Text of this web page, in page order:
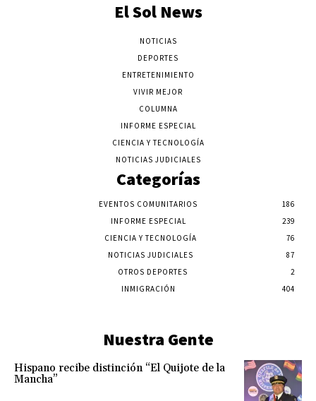
El Sol News
NOTICIAS
DEPORTES
ENTRETENIMIENTO
VIVIR MEJOR
COLUMNA
INFORME ESPECIAL
CIENCIA Y TECNOLOGÍA
NOTICIAS JUDICIALES
Categorías
EVENTOS COMUNITARIOS
186
INFORME ESPECIAL
239
CIENCIA Y TECNOLOGÍA
76
NOTICIAS JUDICIALES
87
OTROS DEPORTES
2
INMIGRACIÓN
404
Nuestra Gente
Hispano recibe distinción “El Quijote de la
Mancha”